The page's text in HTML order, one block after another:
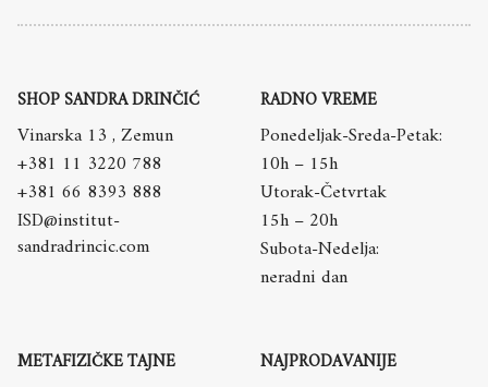
SHOP SANDRA DRINČIĆ
Vinarska 13 , Zemun
+381 11 3220 788
+381 66 8393 888
ISD@institut-
sandradrincic.com
RADNO VREME
Ponedeljak-Sreda-Petak:
10h – 15h
Utorak-Četvrtak
15h – 20h
Subota-Nedelja:
neradni dan
METAFIZIČKE TAJNE NAJPRODAVANIJE